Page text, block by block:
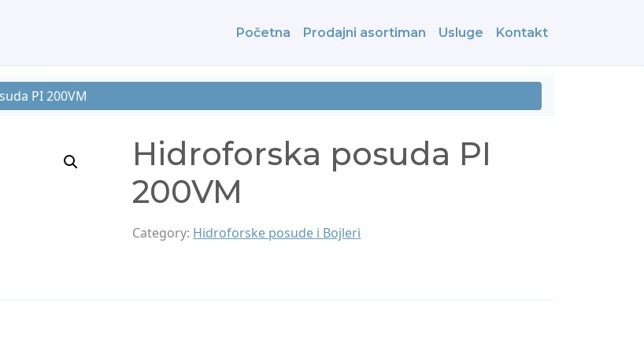
Početna Prodajni asortiman Usluge Kontakt
PI 200VM
Hidroforska posuda PI
200VM
Category: Hidroforske posude i Bojleri